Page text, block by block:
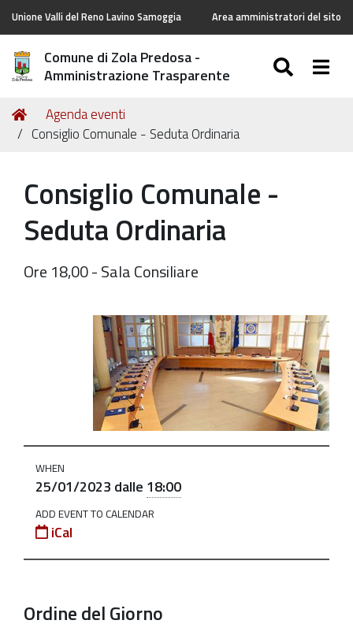
Unione Valli del Reno Lavino Samoggia Area amministratori del sito
Comune di Zola Predosa -
Amministrazione Trasparente
Tu
sei
Home
Agenda eventi
Consiglio Comunale - Seduta Ordinaria
Consiglio Comunale -
Seduta Ordinaria
Ore 18,00 - Sala Consiliare
https://old.comune.zolapredosa.bo.it/events/consiglio-
2023
Consiglio
Seduta
Ordinaria
01-
WHEN
25/01/2023 dalle 18:00
ADD EVENT TO CALENDAR
iCal
Ordine del Giorno